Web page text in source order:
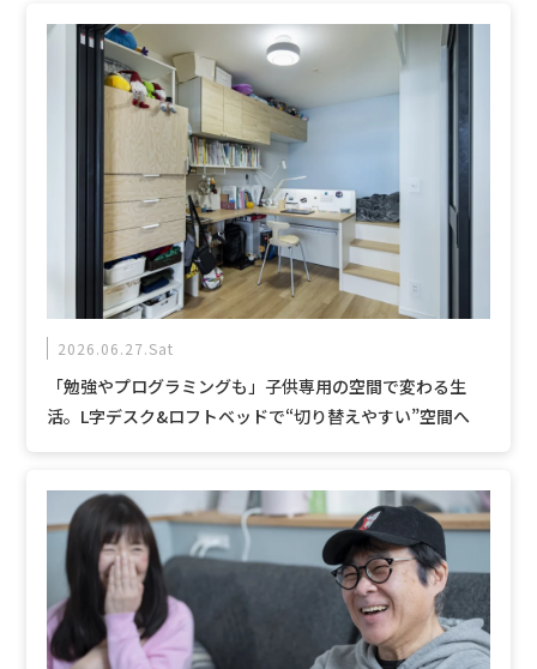
2026.06.27.Sat
「勉強やプログラミングも」子供専用の空間で変わる生
活。L字デスク&ロフトベッドで“切り替えやすい”空間へ